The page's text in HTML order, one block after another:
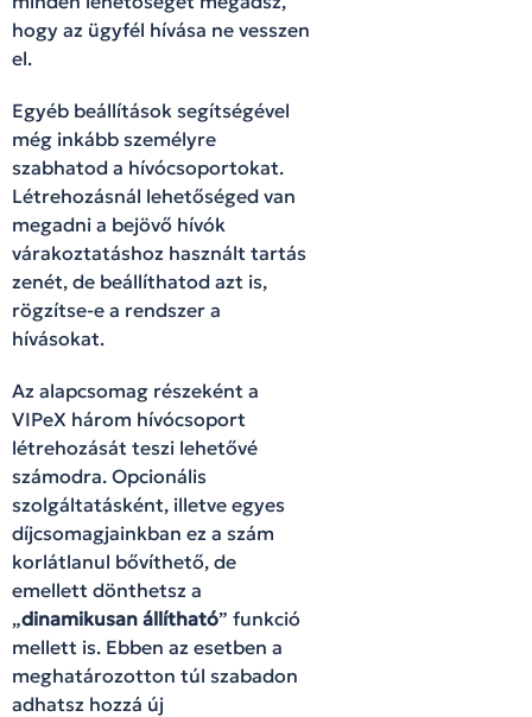
hogy az ügyfél hívása ne vesszen
el.
Egyéb beállítások segítségével
még inkább személyre
szabhatod a hívócsoportokat.
Létrehozásnál lehetőséged van
megadni a bejövő hívók
várakoztatáshoz használt tartás
zenét, de beállíthatod azt is,
rögzítse-e a rendszer a
hívásokat.
Az alapcsomag részeként a
VIPeX három hívócsoport
létrehozását teszi lehetővé
számodra. Opcionális
szolgáltatásként, illetve egyes
díjcsomagjainkban ez a szám
korlátlanul bővíthető, de
emellett dönthetsz a
„dinamikusan állítható” funkció
mellett is. Ebben az esetben a
meghatározotton túl szabadon
adhatsz hozzá új